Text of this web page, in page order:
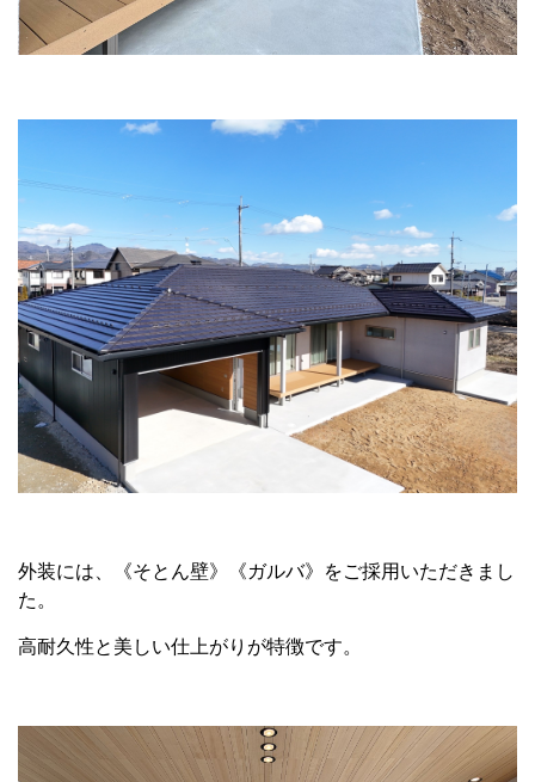
外装には、《そとん壁》《ガルバ》をご採用いただきまし
た。
高耐久性と美しい仕上がりが特徴です。